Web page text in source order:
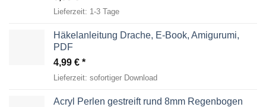
Lieferzeit: 1-3 Tage
Häkelanleitung Drache, E-Book, Amigurumi,
PDF
4,99 €
Lieferzeit: sofortiger Download
Acryl Perlen gestreift rund 8mm Regenbogen